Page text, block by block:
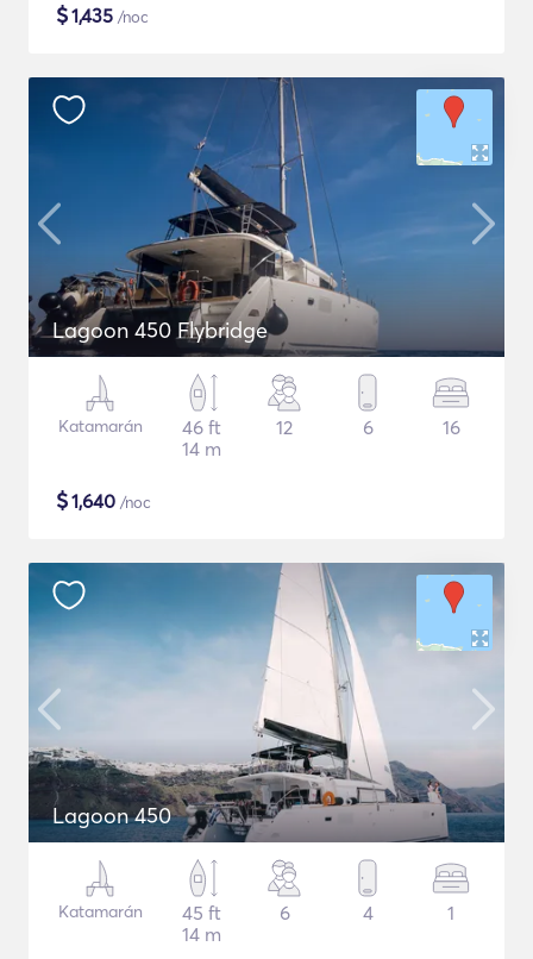
$1,435 /noc
Lagoon 450 Flybridge
Katamarán
46 ft
14 m
12 6 16
$1,640 /noc
Lagoon 450
Katamarán
45 ft
14 m
6 4 1